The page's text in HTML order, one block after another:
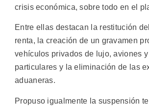
crisis económica, sobre todo en el
Entre ellas destacan la restitución
renta, la creación de un gravamen
vehículos privados de lujo, aviones
particulares y la eliminación de las
aduaneras.
Propuso igualmente la suspensión